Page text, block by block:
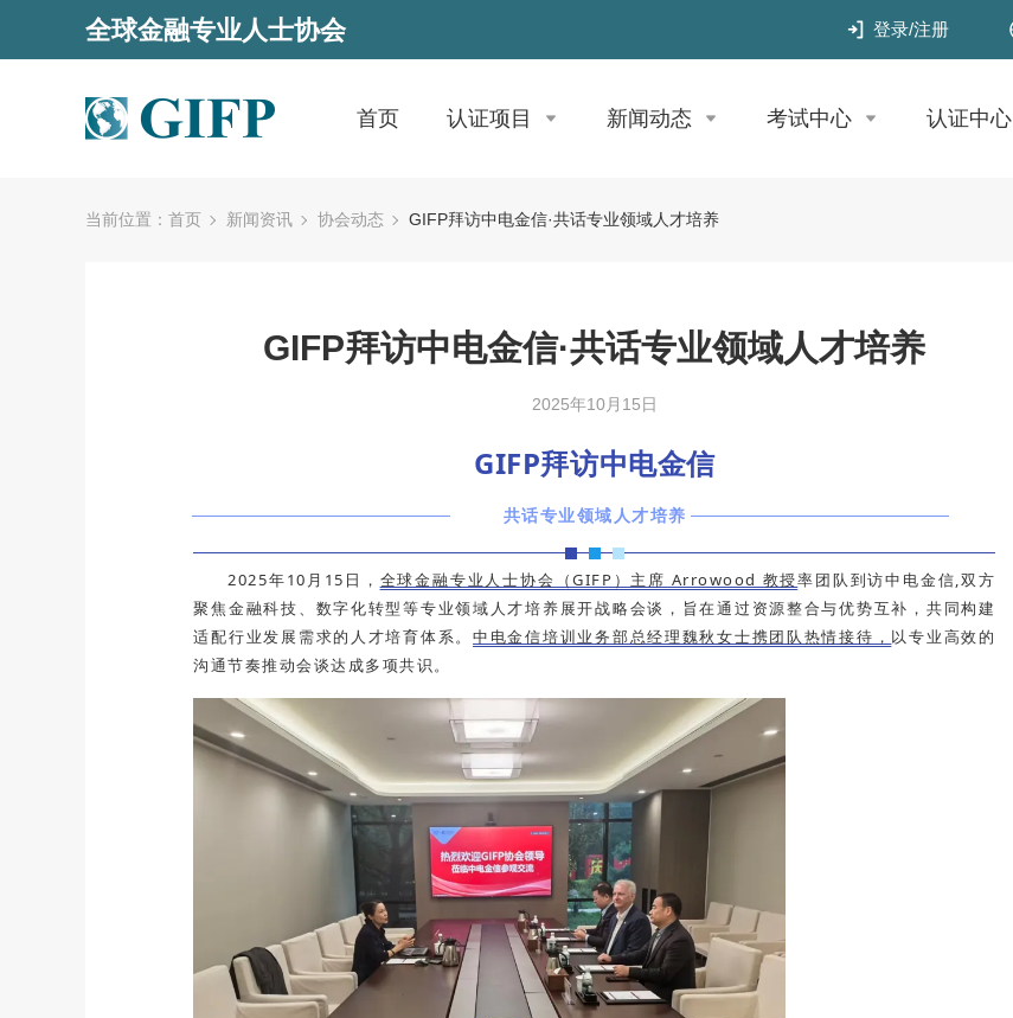
全球金融专业人士协会 登录/注册
首页 认证项目 新闻动态 考试中心 认证中心
当前位置： 首页 新闻资讯 协会动态 GIFP拜访中电金信·共话专业领域人才培养
GIFP拜访中电金信·共话专业领域人才培养
2025年10月15日
GIFP拜访中电金信
共话专业领域人才培养
2025年10月15日， 全球金融专业人士协会（GIFP）主席 Arrowood 教授率团队到访中电金信,双方
聚焦金融科技、数字化转型等专业领域人才培养展开战略会谈，旨在通过资源整合与优势互补，共同构建
适配行业发展需求的人才培育体系。中电金信培训业务部总经理魏秋女士携团队热情接待， 以专业高效的
沟通节奏推动会谈达成多项共识。